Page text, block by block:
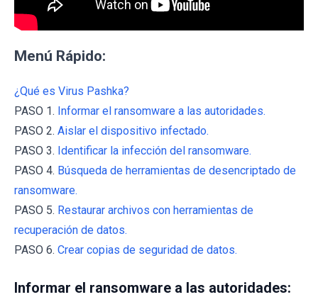
Menú Rápido:
¿Qué es Virus Pashka?
PASO 1. Informar el ransomware a las autoridades.
PASO 2. Aislar el dispositivo infectado.
PASO 3. Identificar la infección del ransomware.
PASO 4. Búsqueda de herramientas de desencriptado de
ransomware.
PASO 5. Restaurar archivos con herramientas de
recuperación de datos.
PASO 6. Crear copias de seguridad de datos.
Informar el ransomware a las autoridades: